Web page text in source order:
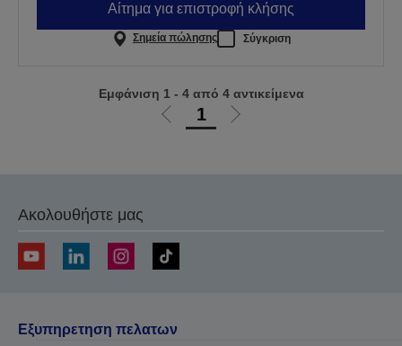
Αίτημα για επιστροφή κλήσης
Σημεία πώλησης Σύγκριση
Μετάβαση
1
Μετάβαση
Εμφάνιση 1 - 4 από 4 αντικείμενα
Ακολουθήστε μας
Εξυπηρετηση πελατων